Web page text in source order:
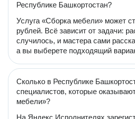
Республике Башкортостан?
Услуга «Сборка мебели» может
рублей. Всё зависит от задачи:
случилось, и мастера сами
а вы выберете подходящий
Сколько в Республике
специалистов, которые
мебели»?
На Яндекс Исполнителях